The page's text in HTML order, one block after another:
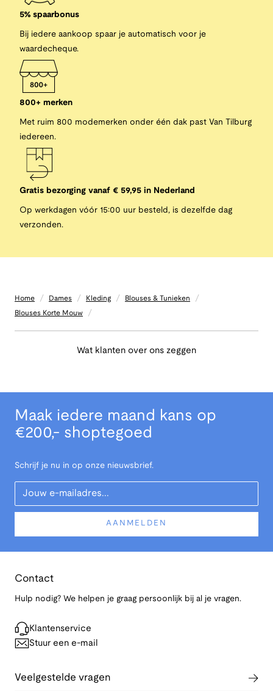
5% spaarbonus
Bij iedere aankoop spaar je automatisch voor je
waardecheque.
800+ merken
Met ruim 800 modemerken onder één dak past Van Tilburg
iedereen.
Gratis bezorging vanaf € 59,95 in Nederland
Op werkdagen vóór 15:00 uur besteld, is dezelfde dag
verzonden.
Home / Dames / Kleding / Blouses & Tunieken /
Blouses Korte Mouw /
Wat klanten over ons zeggen
Maak iedere maand kans op
€200,- shoptegoed
Schrijf je nu in op onze nieuwsbrief.
Your Email
AANMELDEN
Contact
Hulp nodig? We helpen je graag persoonlijk bij al je vragen.
Klantenservice
Stuur een e-mail
Veelgestelde vragen